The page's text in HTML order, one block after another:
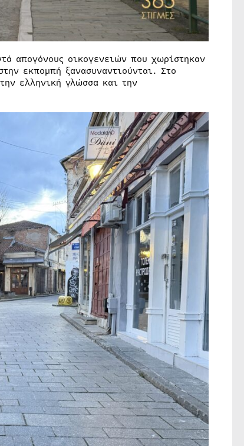
απογόνους οικογενειών που χωρίστηκαν
εκπομπή ξανασυναντιούνται. Στο
ελληνική γλώσσα και την